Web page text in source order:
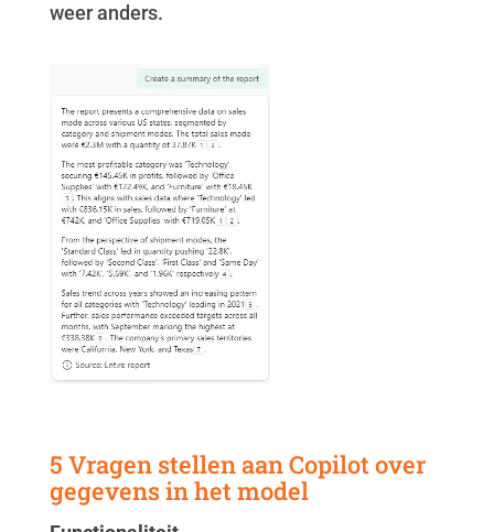
weer anders.
5 Vragen stellen aan Copilot over
gegevens in het model